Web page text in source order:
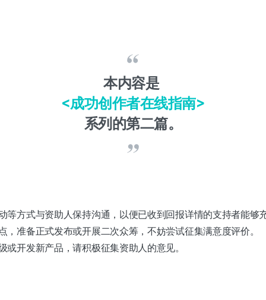
本内容是
<成功创作者在线指南>
系列的第二篇。
等方式与资助人保持沟通，以便已收到回报详情的支持者能够
，准备正式发布或开展二次众筹，不妨尝试征集满意度评价。
或开发新产品，请积极征集资助人的意见。